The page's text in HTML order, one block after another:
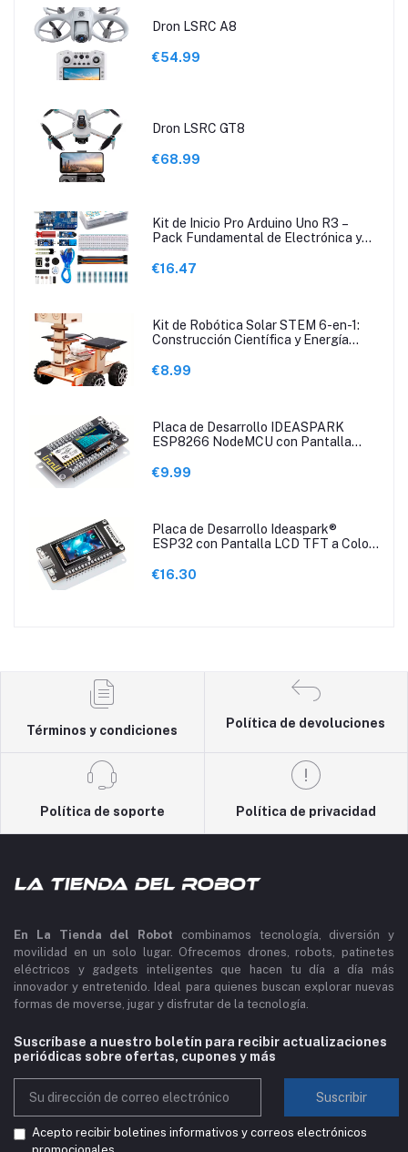
Dron LSRC A8
€54.99
Dron LSRC GT8
€68.99
Kit de Inicio Pro Arduino Uno R3 –
Pack Fundamental de Electrónica y
€16.47
Kit de Robótica Solar STEM 6-en-1:
Construcción Científica y Energía
€8.99
Placa de Desarrollo IDEASPARK
ESP8266 NodeMCU con Pantalla
€9.99
Placa de Desarrollo Ideaspark®
ESP32 con Pantalla LCD TFT a Color
€16.30
Términos y condiciones
Política de devoluciones
Política de soporte Política de privacidad
En La Tienda del Robot combinamos tecnología, diversión y
movilidad en un solo lugar. Ofrecemos drones, robots, patinetes
eléctricos y gadgets inteligentes que hacen tu día a día más
innovador y entretenido. Ideal para quienes buscan explorar nuevas
formas de moverse, jugar y disfrutar de la tecnología.
Suscríbase a nuestro boletín para recibir actualizaciones
periódicas sobre ofertas, cupones y más
Suscribir
Acepto recibir boletines informativos y correos electrónicos